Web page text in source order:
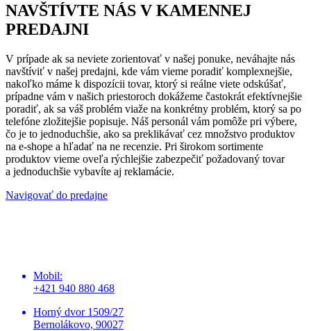
NAVŠTÍVTE NÁS V KAMENNEJ
PREDAJNI
V prípade ak sa neviete zorientovať v našej ponuke, neváhajte nás
navštíviť v našej predajni, kde vám vieme poradiť komplexnejšie,
nakoľko máme k dispozícii tovar, ktorý si reálne viete odskúšať,
prípadne vám v našich priestoroch dokážeme častokrát efektívnejšie
poradiť, ak sa váš problém viaže na konkrétny problém, ktorý sa po
telefóne zložitejšie popisuje. Náš personál vám pomôže pri výbere,
čo je to jednoduchšie, ako sa preklikávať cez množstvo produktov
na e-shope a hľadať na ne recenzie. Pri širokom sortimente
produktov vieme oveľa rýchlejšie zabezpečiť požadovaný tovar
a jednoduchšie vybavíte aj reklamácie.
Navigovať do predajne
Mobil:
+421 940 880 468
Horný dvor 1509/27
Bernolákovo, 90027